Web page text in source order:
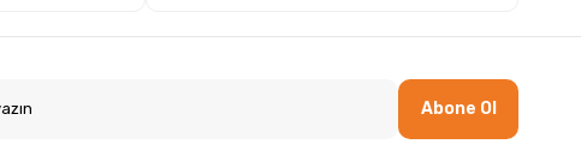
Abone Ol